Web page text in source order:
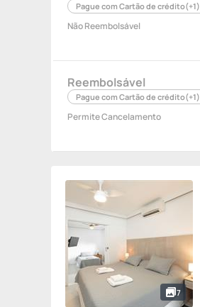
Pague com Cartão de crédito(+1)
Não Reembolsável
Reembolsável
Pague com Cartão de crédito(+1)
Permite Cancelamento
7